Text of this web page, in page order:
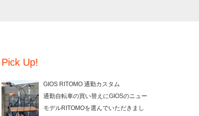
Pick Up!
GIOS RITOMO 通勤カスタム
通勤自転車の買い替えにGIOSのニュー
モデルRITOMOを選んでいただきまし